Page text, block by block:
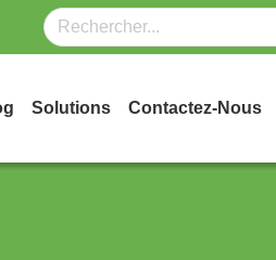
Solutions Contactez-Nous